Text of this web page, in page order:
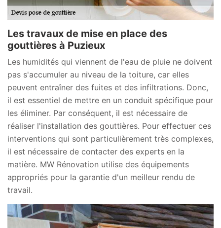
Les travaux de mise en place des
gouttières à Puzieux
Les humidités qui viennent de l'eau de pluie ne doivent
pas s'accumuler au niveau de la toiture, car elles
peuvent entraîner des fuites et des infiltrations. Donc,
il est essentiel de mettre en un conduit spécifique pour
les éliminer. Par conséquent, il est nécessaire de
réaliser l'installation des gouttières. Pour effectuer ces
interventions qui sont particulièrement très complexes,
il est nécessaire de contacter des experts en la
matière. MW Rénovation utilise des équipements
appropriés pour la garantie d'un meilleur rendu de
travail.